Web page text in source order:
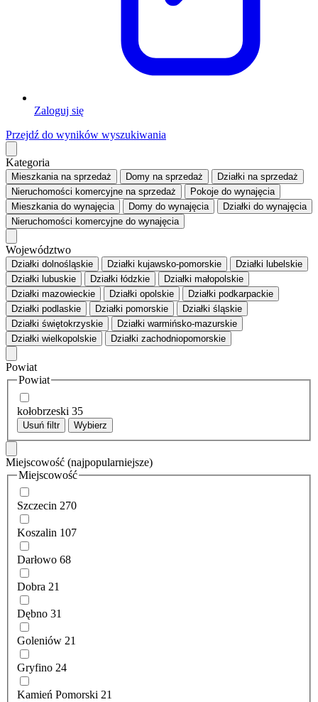
Zaloguj się
Przejdź do wyników wyszukiwania
Kategoria
Mieszkaniana sprzedaż Domy na sprzedaż Działki na sprzedaż
Nieruchomości komercyjne na sprzedaż Pokoje do wynajęcia
Mieszkaniado wynajęcia Domy do wynajęcia Działki do wynajęcia
Nieruchomości komercyjne do wynajęcia
Województwo
Działki dolnośląskie Działki kujawsko-pomorskie
Działki lubelskie
Działki lubuskie
Działki łódzkie
Działki małopolskie
Działki mazowieckie
Działki opolskie
Działki podkarpackie
Działki podlaskie
Działki pomorskie
Działki śląskie
Działki świętokrzyskie
Działki warmińsko-mazurskie
Działki wielkopolskie
Działki zachodniopomorskie
Powiat
Powiat
kołobrzeski 35
Usuń filtr Wybierz
Miejscowość (najpopularniejsze)
Miejscowość
Szczecin 270
Koszalin 107
Darłowo 68
Dobra 21
Dębno 31
Goleniów 21
Gryfino 24
Kamień Pomorski 21